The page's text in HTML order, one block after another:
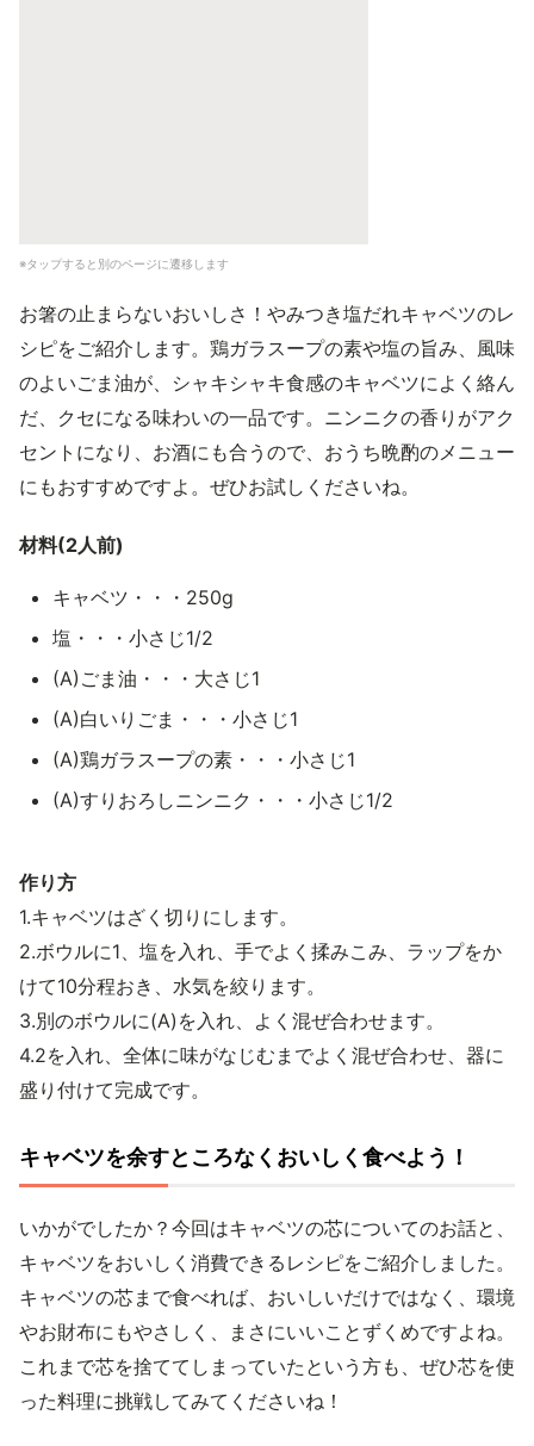
※タップすると別のページに遷移します
お箸の止まらないおいしさ！やみつき塩だれキャベツのレ
シピをご紹介します。鶏ガラスープの素や塩の旨み、風味
のよいごま油が、シャキシャキ食感のキャベツによく絡ん
だ、クセになる味わいの一品です。ニンニクの香りがアク
セントになり、お酒にも合うので、おうち晩酌のメニュー
にもおすすめですよ。ぜひお試しくださいね。
材料(2人前)
キャベツ・・・250g
塩・・・小さじ1/2
(A)ごま油・・・大さじ1
(A)白いりごま・・・小さじ1
(A)鶏ガラスープの素・・・小さじ1
(A)すりおろしニンニク・・・小さじ1/2
作り方
1.キャベツはざく切りにします。
2.ボウルに1、塩を入れ、手でよく揉みこみ、ラップをか
けて10分程おき、水気を絞ります。
3.別のボウルに(A)を入れ、よく混ぜ合わせます。
4.2を入れ、全体に味がなじむまでよく混ぜ合わせ、器に
盛り付けて完成です。
キャベツを余すところなくおいしく食べよう！
いかがでしたか？今回はキャベツの芯についてのお話と、
キャベツをおいしく消費できるレシピをご紹介しました。
キャベツの芯まで食べれば、おいしいだけではなく、環境
やお財布にもやさしく、まさにいいことずくめですよね。
これまで芯を捨ててしまっていたという方も、ぜひ芯を使
った料理に挑戦してみてくださいね！